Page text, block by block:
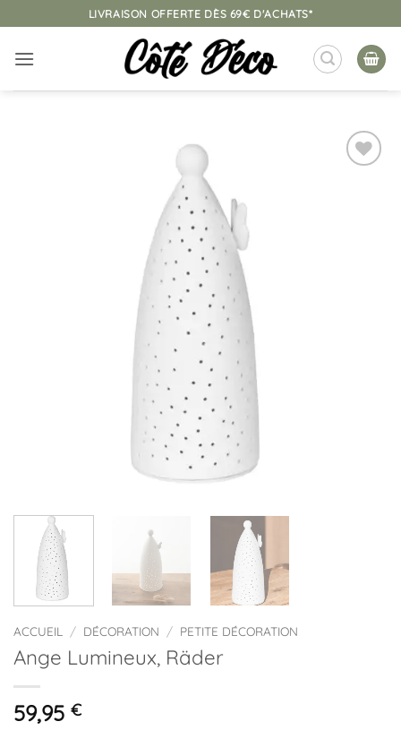
au
contenu
LIVRAISON OFFERTE DÈS 69€ D'ACHATS*
ACCUEIL / DÉCORATION / PETITE DÉCORATION
Ange Lumineux, Räder
59,95 €